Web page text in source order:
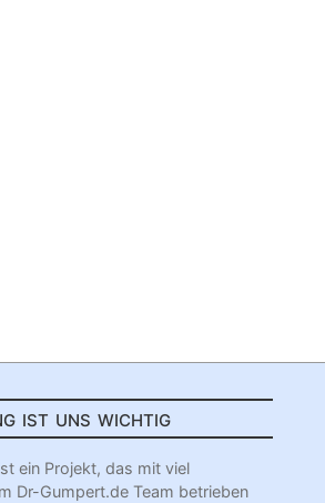
ist uns wichtig
ein Projekt, das mit viel
Dr-Gumpert.de Team betrieben